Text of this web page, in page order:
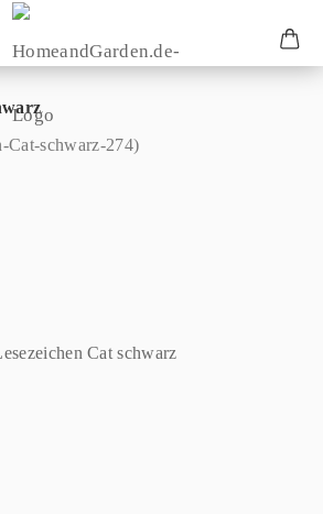
Cat-schwarz-274)